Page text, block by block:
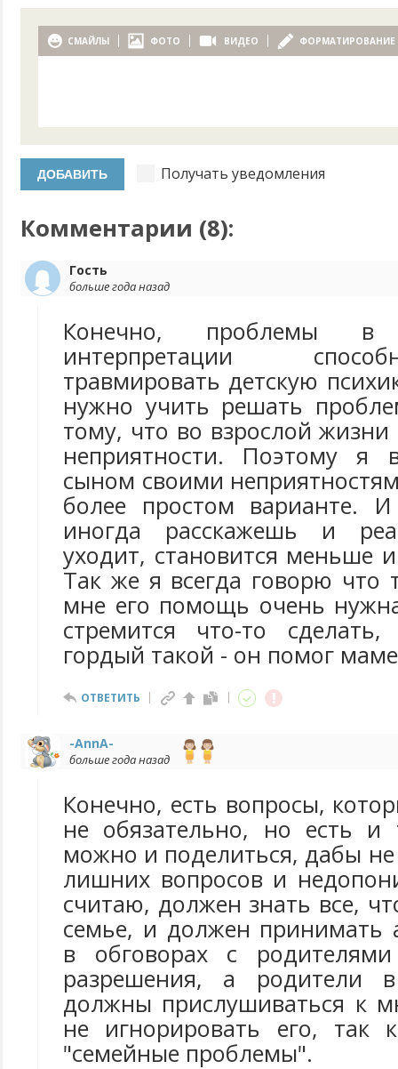
СМАЙЛЫ ФОТО ВИДЕО ФОРМАТИРОВАНИЕ
Получать уведомления
Комментарии (8):
Гость
больше года назад
Конечно, проблемы в
интерпретации
травмировать детскую
нужно учить решать
тому, что во взрослой жизни
неприятности. Поэтому я
сыном своими
более простом варианте.
иногда расскажешь и
уходит, становится меньше
Так же я всегда говорю что
мне его помощь очень
стремится что-то
гордый такой - он помог
ОТВЕТИТЬ
-AnnA-
больше года назад
Конечно, есть вопросы,
не обязательно, но есть и
можно и поделиться, дабы не
лишних вопросов и
считаю, должен знать все,
семье, и должен принимать
в обговорах с
разрешения, а родители
должны прислушиваться к
не игнорировать его,
"семейные проблемы".